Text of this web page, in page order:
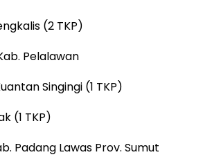
(2 TKP)
Pelalawan
Singingi (1 TKP)
(1 TKP)
Padang Lawas Prov. Sumut